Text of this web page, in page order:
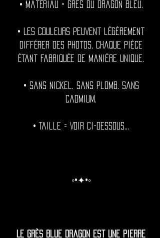
• Matériau = Grès du dragon bleu.
• Les couleurs peuvent légèrement
différer des photos, chaque pièce
étant fabriquée de manière unique.
• Sans nickel. Sans plomb. Sans
cadmium.
• Taille = Voir ci-dessous...
◦•✦•◦
Le grès Blue Dragon est une pierre